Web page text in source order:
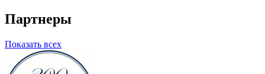
Партнеры
Показать всех